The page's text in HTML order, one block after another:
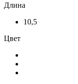
Длина
10,5
Цвет